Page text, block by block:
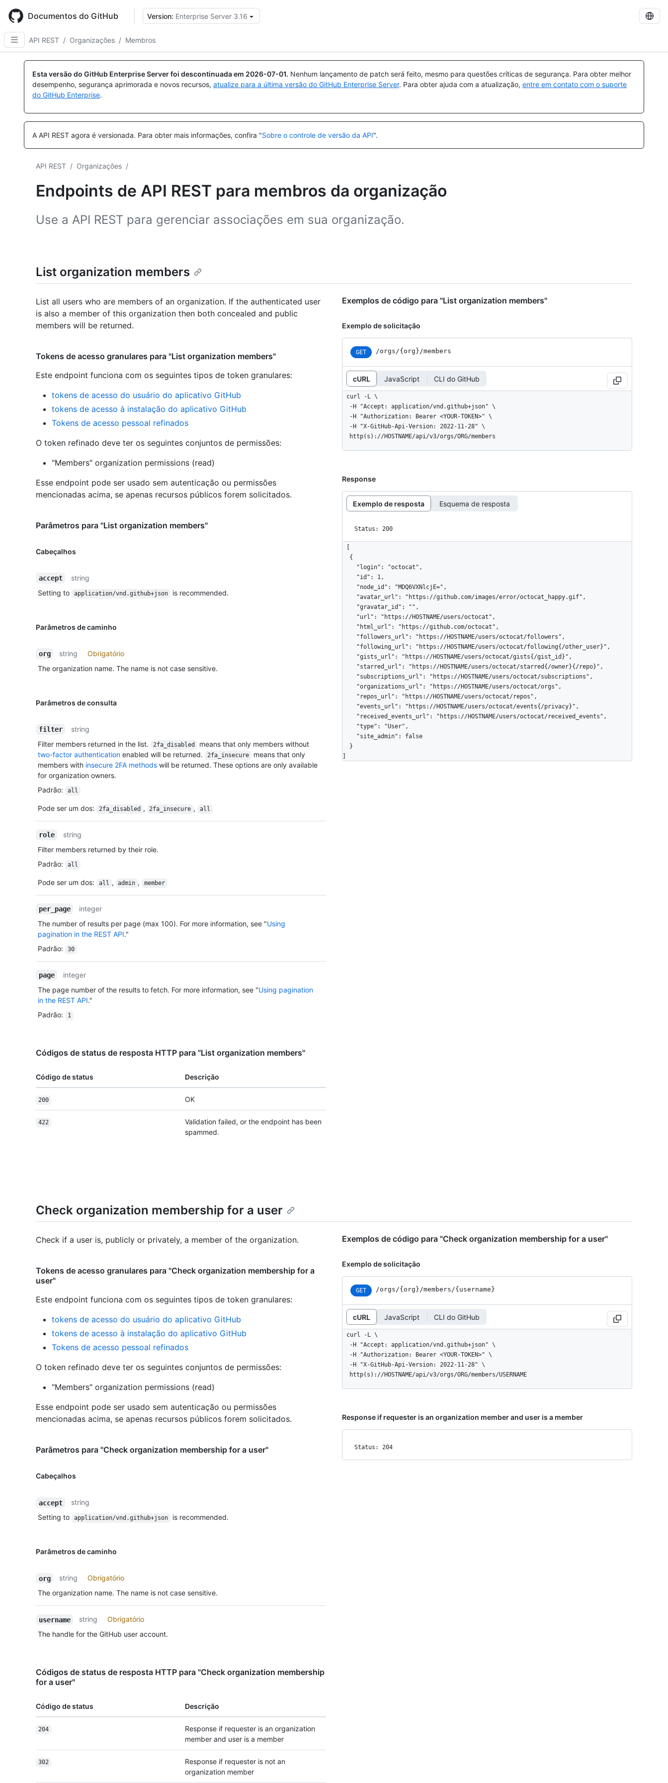
main
content
Documentos do GitHub Version: Enterprise Server 3.16
API REST / Organizações / Membros
Esta versão do GitHub Enterprise Server foi descontinuada em 2026-07-01. Nenhum lançamento de patch será feito, mesmo para questões críticas de segurança. Para obter melhor
desempenho, segurança aprimorada e novos recursos, atualize para a última versão do GitHub Enterprise Server. Para obter ajuda com a atualização, entre em contato com o suporte
do GitHub Enterprise.
A API REST agora é versionada. Para obter mais informações, confira "Sobre o controle de versão da API".
API REST / Organizações /
Endpoints de API REST para membros da organização
Use a API REST para gerenciar associações em sua organização.
List organization members
List all users who are members of an organization. If the authenticated user
is also a member of this organization then both concealed and public
members will be returned.
Tokens de acesso granulares para "List organization members"
Este endpoint funciona com os seguintes tipos de token granulares:
tokens de acesso do usuário do aplicativo GitHub
tokens de acesso à instalação do aplicativo GitHub
Tokens de acesso pessoal refinados
O token refinado deve ter os seguintes conjuntos de permissões:
"Members" organization permissions (read)
Esse endpoint pode ser usado sem autenticação ou permissões
mencionadas acima, se apenas recursos públicos forem solicitados.
Parâmetros para "List organization members"
Cabeçalhos
Nome,
Tipo,
Descrição
accept
string
Setting to
application/vnd.github+json is recommended.
Parâmetros de caminho
Nome,
Tipo,
Descrição
org string
Obrigatório
The organization name. The name is not case sensitive.
Parâmetros de consulta
Nome,
Tipo,
Descrição
filter
string
Filter members returned in the list.
2fa_disabled
means that only members without
two-factor authentication enabled will be returned. 2fa_insecure
means that only
members with insecure 2FA methods will be returned. These options are only available
for organization owners.
Padrão: all
Pode ser um dos: 2fa_disabled , 2fa_insecure , all
role
string
Filter members returned by their role.
Padrão: all
Pode ser um dos: all , admin , member
per_page
integer
The number of results per page (max 100). For more information, see "Using
pagination in the REST API."
Padrão: 30
page
integer
The page number of the results to fetch. For more information, see "Using pagination
in the REST API."
Padrão: 1
Códigos de status de resposta HTTP para "List organization members"
Código de status Descrição
200 OK
422
Validation failed, or the endpoint has been
spammed.
Exemplos de código para "List organization members"
Exemplo de solicitação
GET /orgs/{org}/members
cURL JavaScript CLI do GitHub
curl -L \
  http(s)://HOSTNAME/api/v3/orgs/ORG/members
Response
Exemplo de resposta Esquema de resposta
Status: 200
Check organization membership for a user
Check if a user is, publicly or privately, a member of the organization.
Tokens de acesso granulares para "Check organization membership for a
user"
Este endpoint funciona com os seguintes tipos de token granulares:
tokens de acesso do usuário do aplicativo GitHub
tokens de acesso à instalação do aplicativo GitHub
Tokens de acesso pessoal refinados
O token refinado deve ter os seguintes conjuntos de permissões:
"Members" organization permissions (read)
Esse endpoint pode ser usado sem autenticação ou permissões
mencionadas acima, se apenas recursos públicos forem solicitados.
Parâmetros para "Check organization membership for a user"
Cabeçalhos
Nome,
Tipo,
Descrição
accept
string
Setting to
application/vnd.github+json is recommended.
Parâmetros de caminho
Nome,
Tipo,
Descrição
org string
Obrigatório
The organization name. The name is not case sensitive.
username string
Obrigatório
The handle for the GitHub user account.
Códigos de status de resposta HTTP para "Check organization membership
for a user"
Código de status Descrição
204
Response if requester is an organization
member and user is a member
302
Response if requester is not an
organization member
Exemplos de código para "Check organization membership for a user"
Exemplo de solicitação
GET /orgs/{org}/members/{username}
cURL JavaScript CLI do GitHub
curl -L \
  http(s)://HOSTNAME/api/v3/orgs/ORG/members/USERNAME
Response if requester is an organization member and user is a member
Status: 204
Nome,
Tipo,
Descrição
Nome,
Tipo,
Descrição
Nome,
Tipo,
Descrição
Nome,
Tipo,
Descrição
Nome,
Tipo,
Descrição
Nome,
Tipo,
Descrição
Nome,
Tipo,
Descrição
Nome,
Tipo,
Descrição
Nome,
Tipo,
Descrição
Nome,
Tipo,
Descrição
Nome,
Tipo,
Descrição
Nome,
Tipo,
Descrição
Nome,
Tipo,
Descrição
Nome,
Tipo,
Descrição
Nome,
Tipo,
Descrição
Nome,
Tipo,
Descrição
Nome,
Tipo,
Descrição
Nome,
Tipo,
Descrição
Nome,
Tipo,
Descrição
Nome,
Tipo,
Descrição
Nome,
Tipo,
Descrição
Nome,
Tipo,
Descrição
Nome,
Tipo,
Descrição
Nome,
Tipo,
Descrição
Nome,
Tipo,
Descrição